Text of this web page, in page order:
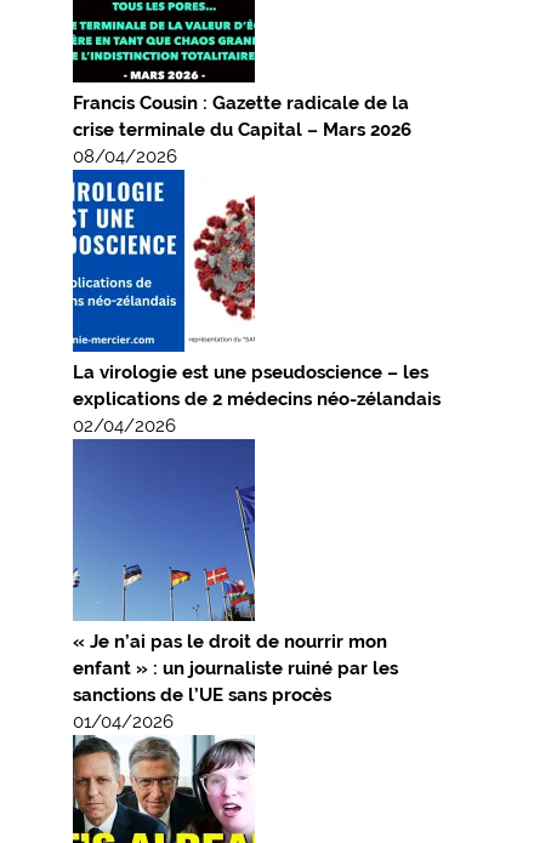
Francis Cousin : Gazette radicale de la
crise terminale du Capital – Mars 2026
08/04/2026
La virologie est une pseudoscience – les
explications de 2 médecins néo-zélandais
02/04/2026
« Je n’ai pas le droit de nourrir mon
enfant » : un journaliste ruiné par les
sanctions de l’UE sans procès
01/04/2026